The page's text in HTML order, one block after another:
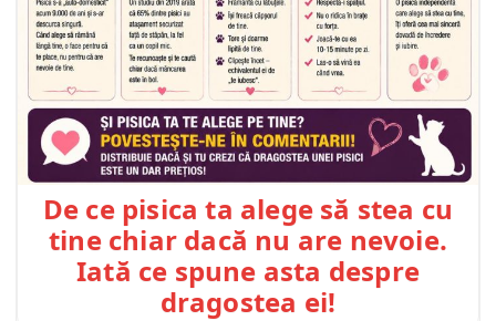
De ce pisica ta alege să stea cu
tine chiar dacă nu are nevoie.
Iată ce spune asta despre
dragostea ei!